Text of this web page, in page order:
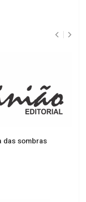
das sombras